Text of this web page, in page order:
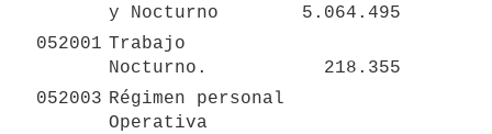
y Nocturno
5.064.495
052001 Trabajo
Nocturno.
218.355
052003 Régimen personal
Operativa